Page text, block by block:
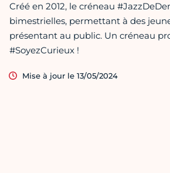
Créé en 2012, le créneau
bimestrielles, permettant à des
présentant au public. Un créneau
#SoyezCurieux !
Mise à jour le 13/05/2024